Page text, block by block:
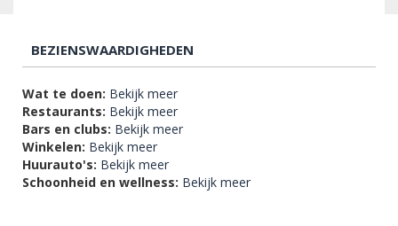
BEZIENSWAARDIGHEDEN
Wat te doen: Bekijk meer
Restaurants: Bekijk meer
Bars en clubs: Bekijk meer
Winkelen: Bekijk meer
Huurauto's: Bekijk meer
Schoonheid en wellness: Bekijk meer